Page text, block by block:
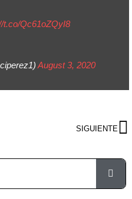
t.co/Qc61oZQyI8
August 3, 2020
SIGUIENTE